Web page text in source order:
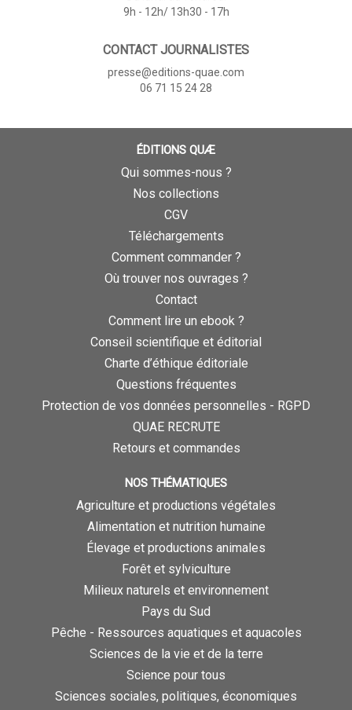
9h - 12h/ 13h30 - 17h
CONTACT JOURNALISTES
presse@editions-quae.com
06 71 15 24 28
ÉDITIONS QUÆ
Qui sommes-nous ?
Nos collections
CGV
Téléchargements
Comment commander ?
Où trouver nos ouvrages ?
Contact
Comment lire un ebook ?
Conseil scientifique et éditorial
Charte d’éthique éditoriale
Questions fréquentes
Protection de vos données personnelles - RGPD
QUAE RECRUTE
Retours et commandes
NOS THÉMATIQUES
Agriculture et productions végétales
Alimentation et nutrition humaine
Élevage et productions animales
Forêt et sylviculture
Milieux naturels et environnement
Pays du Sud
Pêche - Ressources aquatiques et aquacoles
Sciences de la vie et de la terre
Science pour tous
Sciences sociales, politiques, économiques